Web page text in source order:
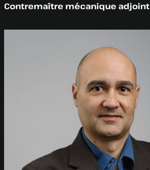
Contremaître mécanique adjoint